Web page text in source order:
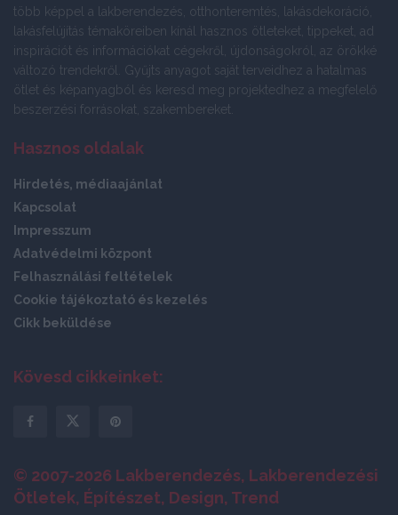
több képpel a lakberendezés, otthonteremtés, lakásdekoráció,
lakásfelújítás témaköreiben kínál hasznos ötleteket, tippeket, ad
inspirációt és információkat cégekről, újdonságokról, az örökké
változó trendekről. Gyűjts anyagot saját terveidhez a hatalmas
ötlet és képanyagból és keresd meg projektedhez a megfelelő
beszerzési forrásokat, szakembereket.
Hasznos oldalak
Hirdetés, médiaajánlat
Kapcsolat
Impresszum
Adatvédelmi központ
Felhasználási feltételek
Cookie tájékoztató és kezelés
Cikk beküldése
Kövesd cikkeinket:
© 2007-2026 Lakberendezés, Lakberendezési
Ötletek, Építészet, Design, Trend